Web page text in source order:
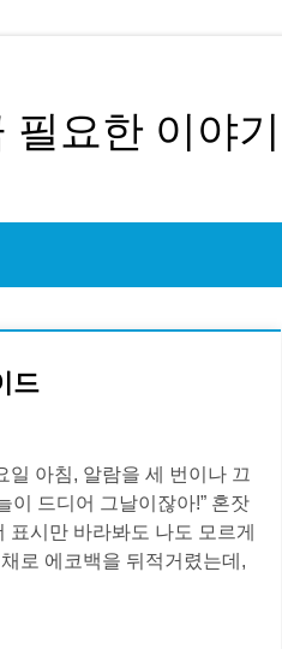
요한 이야
드
아침, 알람을 세 번이나 끄
이 드디어 그날이잖아!” 혼잣
시만 바라봐도 나도 모르게
로 에코백을 뒤적거렸는데,